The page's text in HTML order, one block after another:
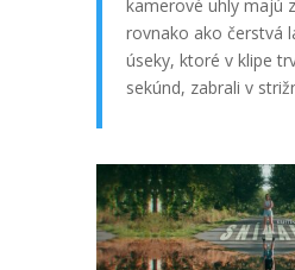
kamerové uhly majú
rovnako ako čerstvá
úseky, ktoré v klipe
sekúnd, zabrali v